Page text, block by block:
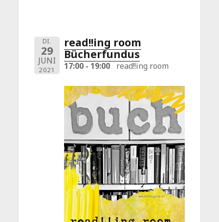
DI.
29
JUNI
2021
read!!ing room
Bücherfundus
17:00 - 19:00 read!!ing room